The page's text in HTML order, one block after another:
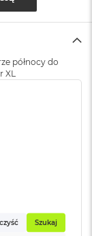
północy do
Szukaj